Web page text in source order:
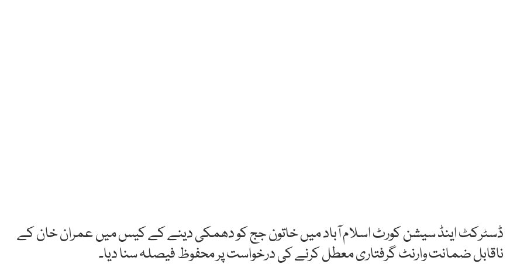
ڈسٹرکٹ اینڈ سیشن کورٹ اسلام آباد میں خاتون جج کو دھمکی دینے کے کیس میں عمران خان کے
ناقابل ضمانت وارنٹ گرفتاری معطل کرنے کی درخواست پر محفوظ فیصلہ سنا دیا۔